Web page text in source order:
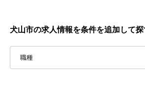
犬山市の求人情報を条件を追加して探
職種